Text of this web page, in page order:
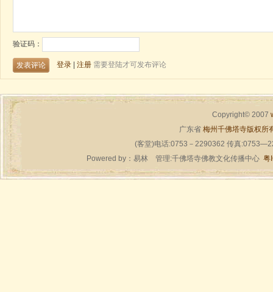
Copyright© 2007
广东省 梅州千佛塔寺版权所
(客堂)电话:0753－2290362 传真
Powered by： 易林管理:千佛塔寺佛教文化传播中心 粤